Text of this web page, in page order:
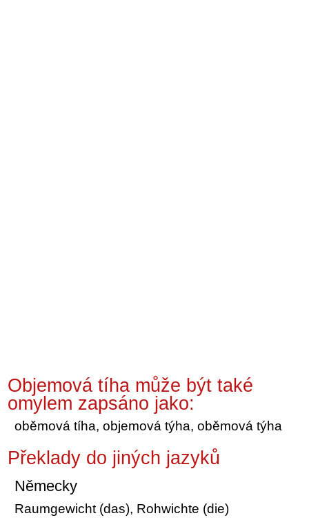
Objemová tíha může být také
omylem zapsáno jako:
oběmová tíha, objemová týha, oběmová týha
Překlady do jiných jazyků
Německy
Raumgewicht (das), Rohwichte (die)